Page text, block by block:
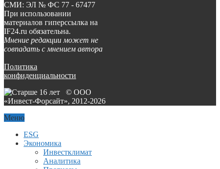
СМИ: ЭЛ № ФС 77 - 67477
При использовании
материалов гиперссылка на
IF24.ru обязательна.
Мнение редакции может не
совпадать с мнением автора
Политика
конфиденциальности
© ООО
«Инвест-Форсайт», 2012-2026
Меню
ESG
Экономика
Инвестклимат
Аналитика